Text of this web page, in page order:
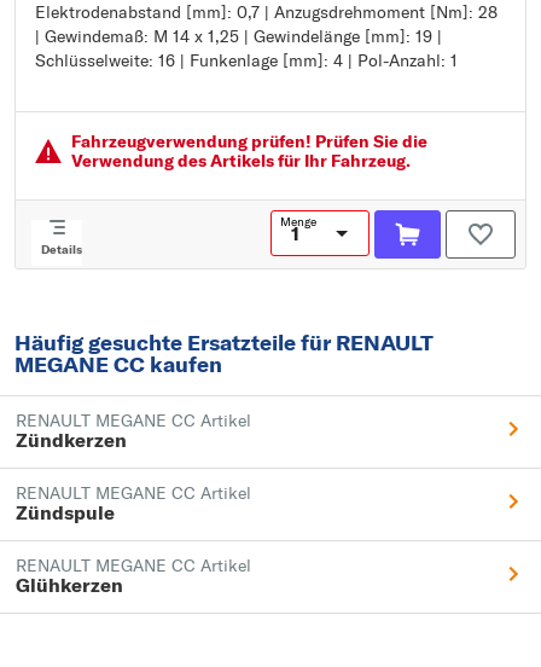
Elektrodenabstand [mm]: 0,7 | Anzugsdrehmoment [Nm]: 28
| Gewindemaß: M 14 x 1,25 | Gewindelänge [mm]: 19 |
Schlüsselweite: 16 | Funkenlage [mm]: 4 | Pol-Anzahl: 1
Elektrodenabstand [mm]: 0,7
Anzugsdrehmoment [Nm]: 28
Gewindemaß: M 14 x 1,25
Schlüsselweite: 16
Funkenlage [mm]: 4
Pol-Anzahl: 1
Fahrzeugver­wendung prüfen! Prüfen Sie die
Verwendung des Artikels für Ihr Fahrzeug.
Details
Menge
Häufig gesuchte Ersatzteile für RENAULT
MEGANE CC kaufen
RENAULT MEGANE CC Artikel
Zündkerzen
RENAULT MEGANE CC Artikel
Zündspule
RENAULT MEGANE CC Artikel
Glühkerzen